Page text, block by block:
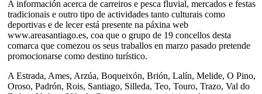
A información acerca de carreiros e pesca fluvial, mercados e festas
tradicionais e outro tipo de actividades tanto culturais como
deportivas e de lecer está presente na páxina web
www.areasantiago.es, coa que o grupo de 19 concellos desta
comarca que comezou os seus traballos en marzo pasado pretende
promocionarse como destino turístico.
A Estrada, Ames, Arzúa, Boqueixón, Brión, Lalín, Melide, O Pino,
Oroso, Padrón, Rois, Santiago, Silleda, Teo, Touro, Trazo, Val do